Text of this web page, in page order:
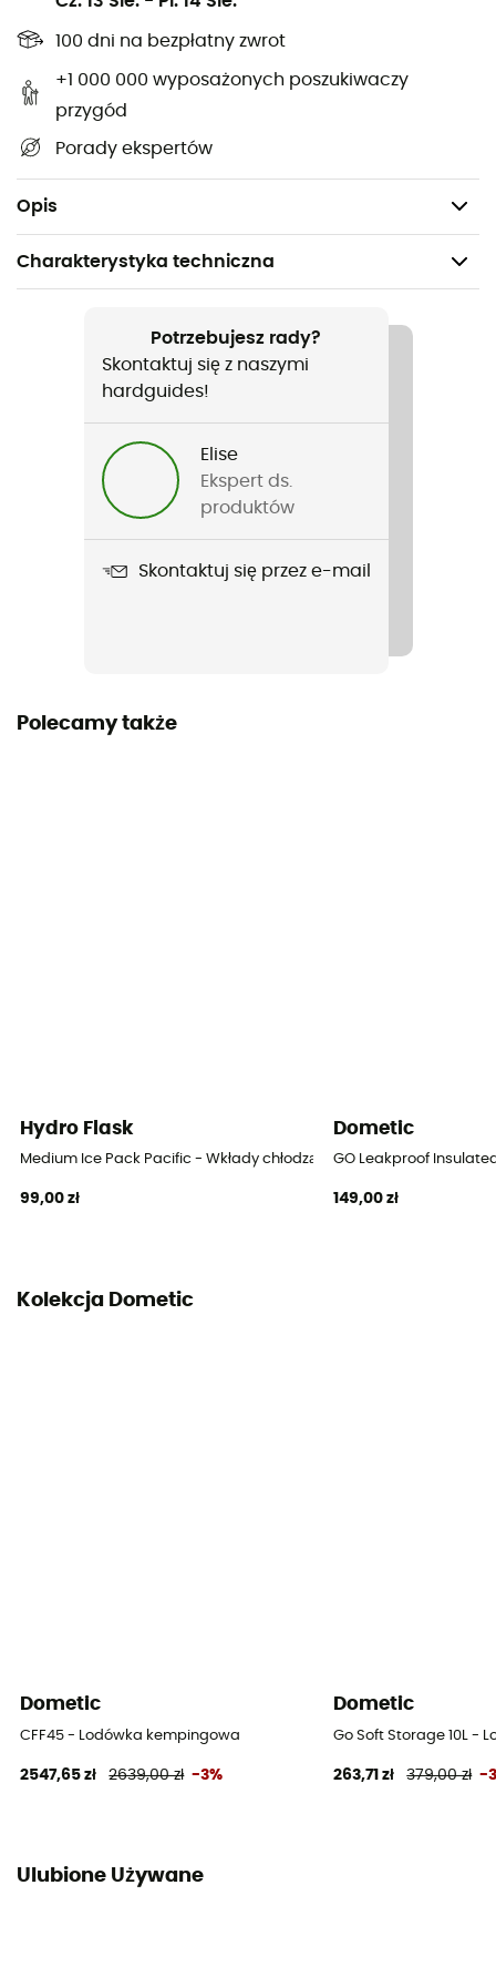
100 dni na bezpłatny zwrot
+1 000 000 wyposażonych poszukiwaczy
przygód
Porady ekspertów
Opis
poziomu smartfona
Ochrona akumulatora pojazdu przed nadmiernym
rozładowaniem
Charakterystyka techniczna
Podróże / Kemping
Wymiary
Potrzebujesz rady?
Skontaktuj się z naszymi
hardguides!
Elise
Ekspert ds.
produktów
Skontaktuj się przez e-mail
Polecamy także
Hydro Flask
Medium Ice Pack Pacific - Wkłady chłodzące
99,00 zł
Dometic
GO Leakproof
149,00 zł
Kolekcja Dometic
Dometic
CFF45 - Lodówka kempingowa
2547,65 zł 2639,00 zł -3%
Dometic
Go Soft Storage 10L -
263,71 zł 379,00 zł -
Ulubione Używane